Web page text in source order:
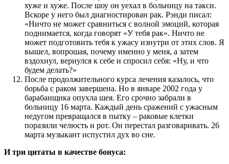
хуже и хуже. После шоу он уехал в больницу на такси.
Вскоре у него был диагностирован рак. Рэнди писал:
«Ничто не может сравниться с волной эмоций, которая
поднимается, когда говорят «У тебя рак». Ничто не
может подготовить тебя к ужасу изнутри от этих слов. Я
вышел, вопрошая, почему именно у меня, а затем
вздохнул, вернулся к себе и спросил себя: «Ну, и что
будем делать?»
После продолжительного курса лечения казалось, что
борьба с раком завершена. Но в январе 2002 года у
барабанщика опухла шея. Его срочно забрали в
больницу 16 марта. Каждый день сражений с ужасным
недугом превращался в пытку – раковые клетки
поразили челюсть и рот. Он перестал разговаривать. 26
марта музыкант испустил дух во сне.
И три цитаты в качестве бонуса: